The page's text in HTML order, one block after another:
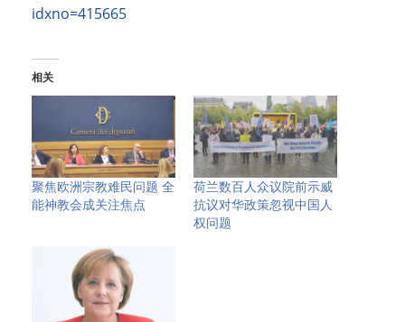
idxno=415665
相关
聚焦欧洲宗教难民问题 全
能神教会成关注焦点
荷兰数百人众议院前示威
抗议对华政策忽视中国人
权问题